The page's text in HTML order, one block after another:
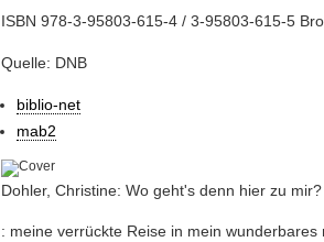
ISBN 978-3-95803-615-4 / 3-95803-615-5
Quelle: DNB
biblio-net
mab2
Dohler, Christine: Wo geht's denn hier zu mir?
: meine verrückte Reise in mein